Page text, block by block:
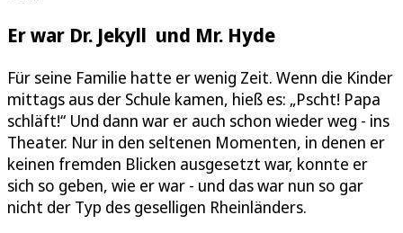
Er war Dr. Jekyll und Mr. Hyde
Für seine Familie hatte er wenig Zeit. Wenn die Kinder
mittags aus der Schule kamen, hieß es: „Pscht! Papa
schläft!“ Und dann war er auch schon wieder weg - ins
Theater. Nur in den seltenen Momenten, in denen er
keinen fremden Blicken ausgesetzt war, konnte er
sich so geben, wie er war - und das war nun so gar
nicht der Typ des geselligen Rheinländers.